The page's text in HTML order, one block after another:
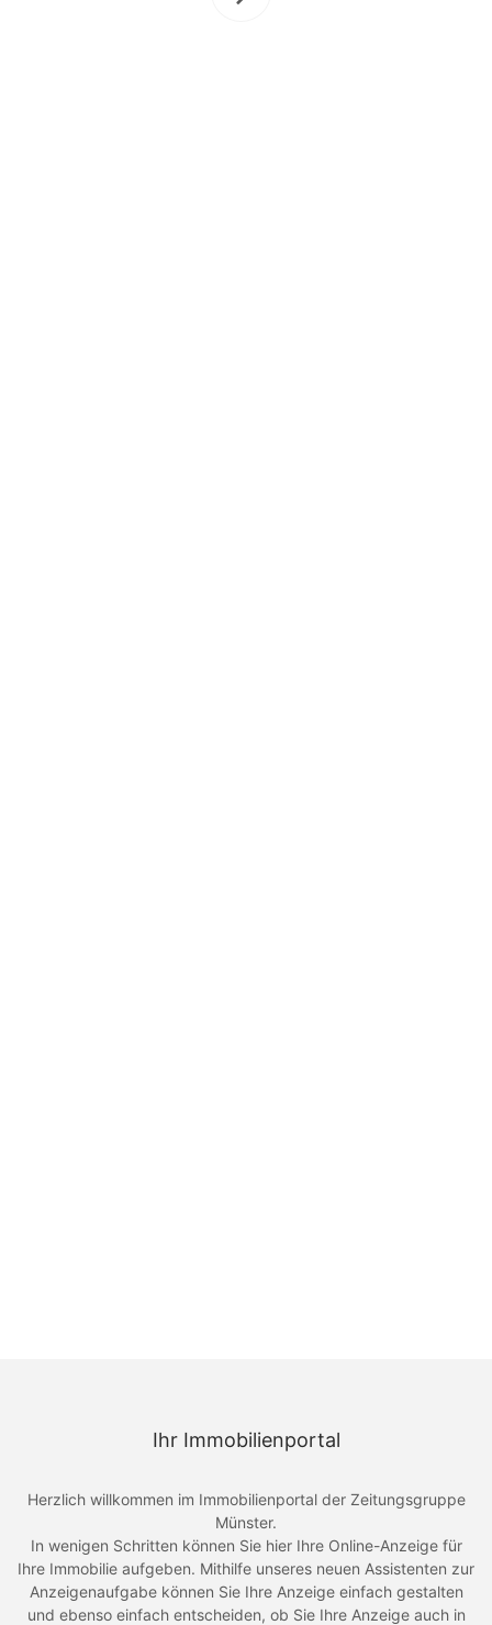
Ihr Immobilienportal
Herzlich willkommen im Immobilienportal der Zeitungsgruppe
Münster.
In wenigen Schritten können Sie hier Ihre Online-Anzeige für
Ihre Immobilie aufgeben. Mithilfe unseres neuen Assistenten zur
Anzeigenaufgabe können Sie Ihre Anzeige einfach gestalten
und ebenso einfach entscheiden, ob Sie Ihre Anzeige auch in